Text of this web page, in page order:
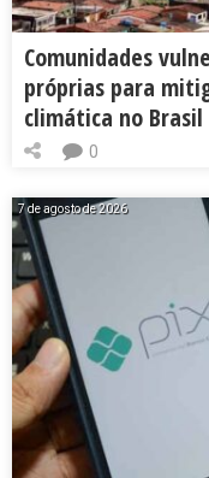
Comunidades
próprias para
climática no Brasil
0
7 de agosto de 2026